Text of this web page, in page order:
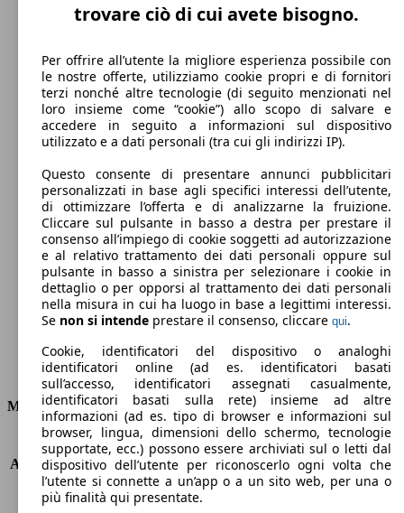
Velocità massima
Diesel
Carburante
100 g/km
Emissioni di CO2 (combinato)*
Consumi
Motore e Prestazioni
KW (PS)
70 kW (95 PS)
Accelerazione (0-100 km/h)
13.7s
Velocità massima (km/h)
175 km/h
Numero di marce
6
trovare ciò di cui avete bisogno.
Per offrire all’utente la migliore esperienza possibile con
le nostre offerte, utilizziamo cookie propri e di fornitori
terzi nonché altre tecnologie (di seguito menzionati nel
loro insieme come “cookie”) allo scopo di salvare e
accedere in seguito a informazioni sul dispositivo
utilizzato e a dati personali (tra cui gli indirizzi IP).
Questo consente di presentare annunci pubblicitari
personalizzati in base agli specifici interessi dell’utente,
di ottimizzare l’offerta e di analizzarne la fruizione.
Cliccare sul pulsante in basso a destra per prestare il
consenso all’impiego di cookie soggetti ad autorizzazione
e al relativo trattamento dei dati personali oppure sul
pulsante in basso a sinistra per selezionare i cookie in
dettaglio o per opporsi al trattamento dei dati personali
nella misura in cui ha luogo in base a legittimi interessi.
Se non si intende prestare il consenso, cliccare qui.
Cookie, identificatori del dispositivo o analoghi
identificatori online (ad es. identificatori basati
sull’accesso, identificatori assegnati casualmente,
identificatori basati sulla rete) insieme ad altre
informazioni (ad es. tipo di browser e informazioni sul
browser, lingua, dimensioni dello schermo, tecnologie
supportate, ecc.) possono essere archiviati sul o letti dal
dispositivo dell’utente per riconoscerlo ogni volta che
l’utente si connette a un’app o a un sito web, per una o
più finalità qui presentate.